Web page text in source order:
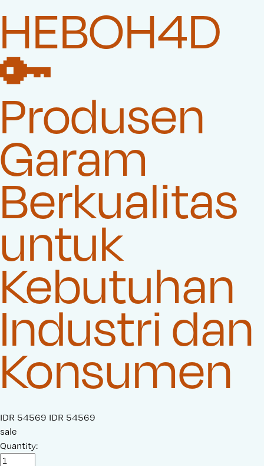
HEBOH4D
🔑
Produsen
Garam
Berkualitas
untuk
Kebutuhan
Industri dan
Konsumen
S
a
l
e
IDR 54569 O
IDR 54569
sale
Quantity: